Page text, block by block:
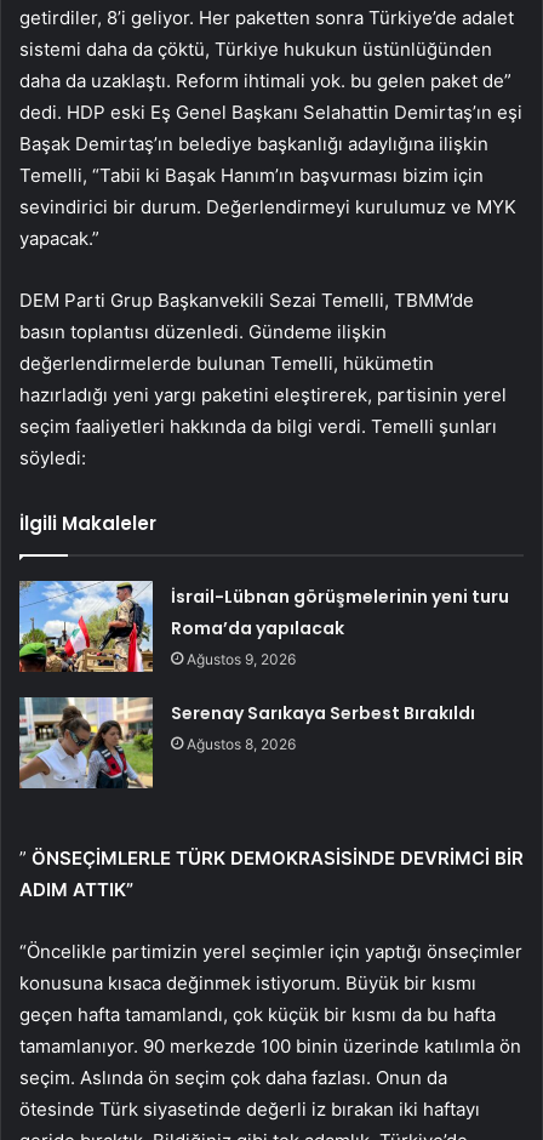
getirdiler, 8’i geliyor. Her paketten sonra Türkiye’de adalet
sistemi daha da çöktü, Türkiye hukukun üstünlüğünden
daha da uzaklaştı. Reform ihtimali yok. bu gelen paket de”
dedi. HDP eski Eş Genel Başkanı Selahattin Demirtaş’ın eşi
Başak Demirtaş’ın belediye başkanlığı adaylığına ilişkin
Temelli, “Tabii ki Başak Hanım’ın başvurması bizim için
sevindirici bir durum. Değerlendirmeyi kurulumuz ve MYK
yapacak.”
DEM Parti Grup Başkanvekili Sezai Temelli, TBMM’de
basın toplantısı düzenledi. Gündeme ilişkin
değerlendirmelerde bulunan Temelli, hükümetin
hazırladığı yeni yargı paketini eleştirerek, partisinin yerel
seçim faaliyetleri hakkında da bilgi verdi. Temelli şunları
söyledi:
İlgili Makaleler
İsrail-Lübnan görüşmelerinin yeni turu
Roma’da yapılacak
Ağustos 9, 2026
Serenay Sarıkaya Serbest Bırakıldı
Ağustos 8, 2026
” ÖNSEÇİMLERLE TÜRK DEMOKRASİSİNDE DEVRİMCİ BİR
ADIM ATTIK”
“Öncelikle partimizin yerel seçimler için yaptığı önseçimler
konusuna kısaca değinmek istiyorum. Büyük bir kısmı
geçen hafta tamamlandı, çok küçük bir kısmı da bu hafta
tamamlanıyor. 90 merkezde 100 binin üzerinde katılımla ön
seçim. Aslında ön seçim çok daha fazlası. Onun da
ötesinde Türk siyasetinde değerli iz bırakan iki haftayı